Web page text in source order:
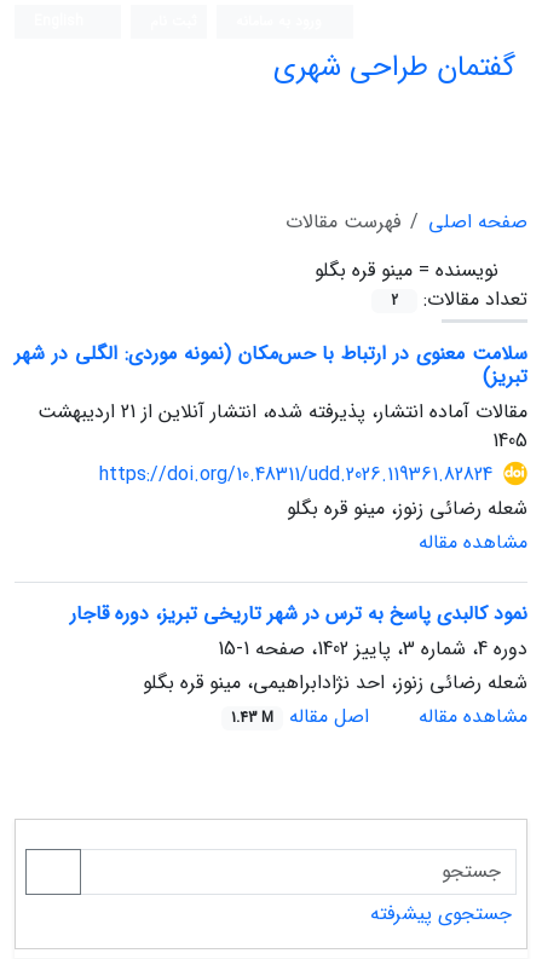
گفتمان طراحی شهری
صفحه اصلی
فهرست مقالات
نویسنده = مینو قره بگلو
تعداد مقالات:
2
سلامت معنوی در ارتباط با حس‌مکان (نمونه موردی: الگلی در شهر
تبریز)
مقالات آماده انتشار، پذیرفته شده، انتشار آنلاین از
21 اردیبهشت
1405
https://doi.org/10.48311/udd.2026.119361.82824
شعله رضائی زنوز، مینو قره بگلو
مشاهده مقاله
نمود کالبدی پاسخ به ترس در شهر تاریخی تبریز، دوره قاجار
دوره 4، شماره 3، پاییز 1402، صفحه
1-15
شعله رضائی زنوز، احد نژادابراهیمی، مینو قره بگلو
مشاهده مقاله
اصل مقاله 1.43 M
جستجوی پیشرفته